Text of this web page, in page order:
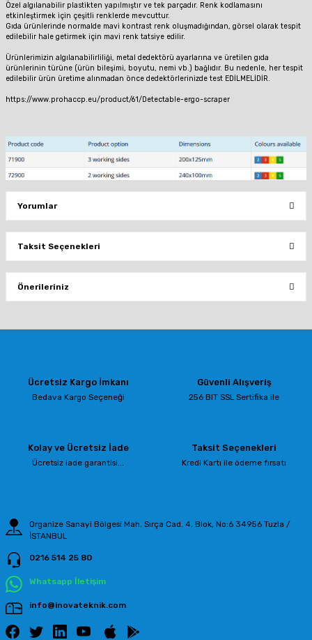
Özel algılanabilir plastikten yapılmıştır ve tek parçadır. Renk kodlamasını
etkinleştirmek için çeşitli renklerde mevcuttur.
Gıda ürünlerinde normalde mavi kontrast renk oluşmadığından, görsel olarak tespit
edilebilir hale getirmek için mavi renk tatsiye edilir.
Ürünlerimizin algılanabilirliliği, metal dedektörü ayarlarına ve üretilen gıda
ürünlerinin türüne (ürün bileşimi, boyutu, nemi vb.) bağlıdır. Bu nedenle, her tespit
edilebilir ürün üretime alınmadan önce dedektörlerinizde test EDİLMELİDİR.
https://www.prohaccp.eu/product/61/Detectable-ergo-scraper
Yorumlar
Bu ürüne ilk yorumu siz yapın!
Yorum Yaz
Taksit Seçenekleri
Önerileriniz
Ürün resmi kalitesiz, bozuk veya görüntülenemiyor.
Ürün fiyatı diğer sitelerden daha pahalı.
Ücretsiz Kargo İmkanı
Bedava Kargo Seçeneği
Güvenli Alışveriş
256 BIT SSL Sertifika ile
Kolay ve Ücretsiz İade
Ücretsiz iade garantisi...
Taksit Seçenekleri
Kredi Kartı ile ödeme fırsatı
Organize Sanayi Bölgesi Mah. Sırça Cad. 4. Blok, No:6 34956 Tuzla /
İSTANBUL
0216 514 25 80
Whatsapp İletişim
info@inovateknik.com